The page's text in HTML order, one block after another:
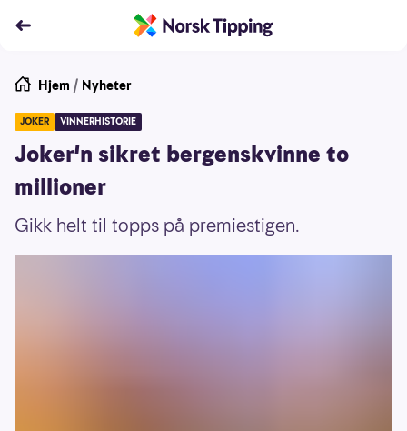
Hjem / Nyheter
JOKER VINNERHISTORIE
Joker'n sikret bergenskvinne to
millioner
Gikk helt til topps på premiestigen.